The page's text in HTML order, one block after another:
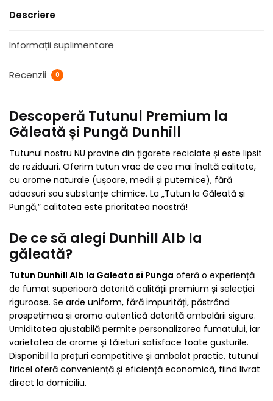
Descriere
Informații suplimentare
Recenzii 0
Descoperă Tutunul Premium la
Găleată și Pungă Dunhill
Tutunul nostru NU provine din țigarete reciclate și este lipsit
de reziduuri. Oferim tutun vrac de cea mai înaltă calitate,
cu arome naturale (ușoare, medii și puternice), fără
adaosuri sau substanțe chimice. La „Tutun la Găleată și
Pungă,” calitatea este prioritatea noastră!
De ce să alegi Dunhill Alb la
găleată?
Tutun Dunhill Alb la Galeata si Punga oferă o experiență
de fumat superioară datorită calității premium și selecției
riguroase. Se arde uniform, fără impurități, păstrând
prospețimea și aroma autentică datorită ambalării sigure.
Umiditatea ajustabilă permite personalizarea fumatului, iar
varietatea de arome și tăieturi satisface toate gusturile.
Disponibil la prețuri competitive și ambalat practic, tutunul
firicel oferă conveniență și eficiență economică, fiind livrat
direct la domiciliu.